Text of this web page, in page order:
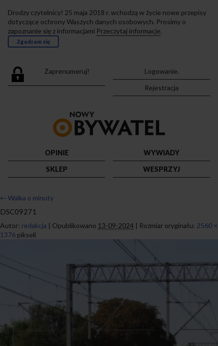
Drodzy czytelnicy! 25 maja 2018 r. wchodzą w życie nowe przepisy
dotyczące ochrony Waszych danych osobowych. Prosimy o
zapoznanie się z informacjami Przeczytaj informacje.
Zgadzam się
Zaprenumeruj!
Logowanie.
Rejestracja
strony
OPINIE
WYWIADY
SKLEP
WESPRZYJ
← Walka o minuty
DSC09271
Autor: redakcja | Opublikowano 13-09-2024 | Rozmiar oryginału: 2560 ×
1376 pikseli